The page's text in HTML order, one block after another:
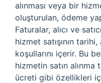
alınması veya bir
oluşturulan, ödeme
Faturalar, alıcı ve
hizmet satışının
koşullarını içerir. Bu
hizmetin satın alınma
ücreti gibi özellikleri